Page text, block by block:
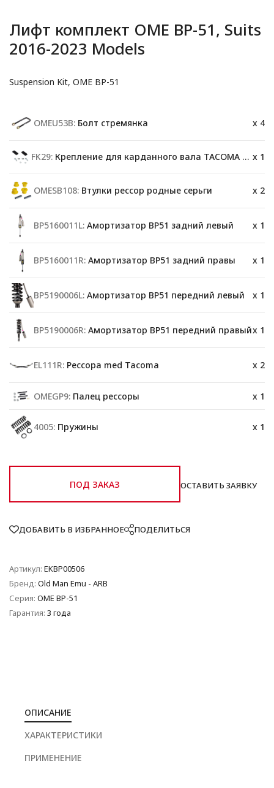
Лифт комплект OME BP-51, Suits
2016-2023 Models
Suspension Kit, OME BP-51
OMEU53B: Болт стремянка x 4
FK29: Крепление для карданного вала TACOMA V6 04on x 1
OMESB108: Втулки рессор родные серьги x 2
BP5160011L: Амортизатор BP51 задний левый x 1
BP5160011R: Амортизатор BP51 задний правы x 1
BP5190006L: Амортизатор BP51 передний левый x 1
BP5190006R: Амортизатор BP51 передний правыйx 1
EL111R: Рессора med Tacoma x 2
OMEGP9: Палец рессоры x 1
4005: Пружины x 1
ПОД ЗАКАЗ ОСТАВИТЬ ЗАЯВКУ
ДОБАВИТЬ В ИЗБРАННОЕ ПОДЕЛИТЬСЯ
Артикул: EKBP00506
Бренд: Old Man Emu - ARB
Серия: OME BP-51
Гарантия: 3 года
ОПИСАНИЕ
ХАРАКТЕРИСТИКИ
ПРИМЕНЕНИЕ